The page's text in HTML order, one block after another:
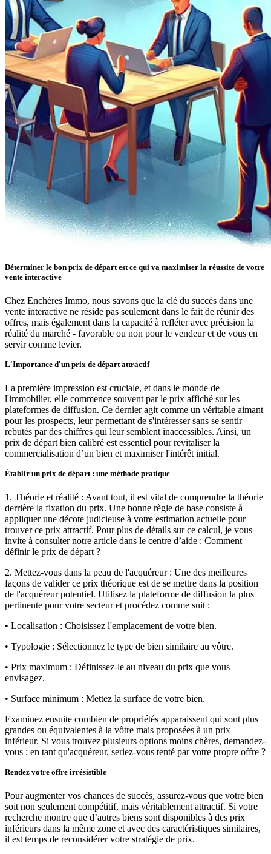
Déterminer le bon prix de départ est ce qui va maximiser la réussite de votre
vente interactive
Chez Enchères Immo, nous savons que la clé du succès dans une
vente interactive ne réside pas seulement dans le fait de réunir des
offres, mais également dans la capacité à refléter avec précision la
réalité du marché - favorable ou non pour le vendeur et de vous en
servir comme levier.
L'Importance d'un prix de départ attractif
La première impression est cruciale, et dans le monde de
l'immobilier, elle commence souvent par le prix affiché sur les
plateformes de diffusion. Ce dernier agit comme un véritable aimant
pour les prospects, leur permettant de s'intéresser sans se sentir
rebutés par des chiffres qui leur semblent inaccessibles. Ainsi, un
prix de départ bien calibré est essentiel pour revitaliser la
commercialisation d’un bien et maximiser l'intérêt initial.
Établir un prix de départ : une méthode pratique
1. Théorie et réalité : Avant tout, il est vital de comprendre la théorie
derrière la fixation du prix. Une bonne règle de base consiste à
appliquer une décote judicieuse à votre estimation actuelle pour
trouver ce prix attractif. Pour plus de détails sur ce calcul, je vous
invite à consulter notre article dans le centre d’aide : Comment
définir le prix de départ ?
2. Mettez-vous dans la peau de l'acquéreur : Une des meilleures
façons de valider ce prix théorique est de se mettre dans la position
de l'acquéreur potentiel. Utilisez la plateforme de diffusion la plus
pertinente pour votre secteur et procédez comme suit :
• Localisation : Choisissez l'emplacement de votre bien.
• Typologie : Sélectionnez le type de bien similaire au vôtre.
• Prix maximum : Définissez-le au niveau du prix que vous
envisagez.
• Surface minimum : Mettez la surface de votre bien.
Examinez ensuite combien de propriétés apparaissent qui sont plus
grandes ou équivalentes à la vôtre mais proposées à un prix
inférieur. Si vous trouvez plusieurs options moins chères, demandez-
vous : en tant qu'acquéreur, seriez-vous tenté par votre propre offre ?
Rendez votre offre irrésistible
Pour augmenter vos chances de succès, assurez-vous que votre bien
soit non seulement compétitif, mais véritablement attractif. Si votre
recherche montre que d’autres biens sont disponibles à des prix
inférieurs dans la même zone et avec des caractéristiques similaires,
il est temps de reconsidérer votre stratégie de prix.